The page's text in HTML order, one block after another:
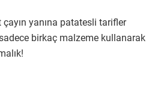
çayın yanına patatesli tarifler
birkaç malzeme kullanarak